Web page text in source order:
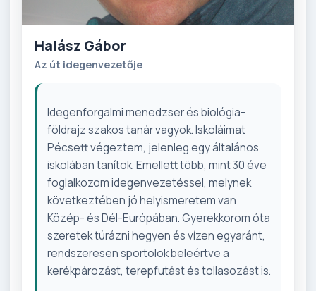
Halász Gábor
Az út idegenvezetője
Idegenforgalmi menedzser és biológia-
földrajz szakos tanár vagyok. Iskoláimat
Pécsett végeztem, jelenleg egy általános
iskolában tanítok. Emellett több, mint 30 éve
foglalkozom idegenvezetéssel, melynek
következtében jó helyismeretem van
Közép- és Dél-Európában. Gyerekkorom óta
szeretek túrázni hegyen és vízen egyaránt,
rendszeresen sportolok beleértve a
kerékpározást, terepfutást és tollasozást is.